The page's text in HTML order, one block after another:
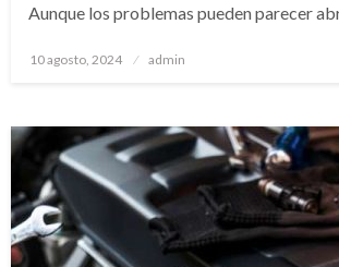
Aunque los problemas pueden parecer
Publicado
10 agosto, 2024 admin